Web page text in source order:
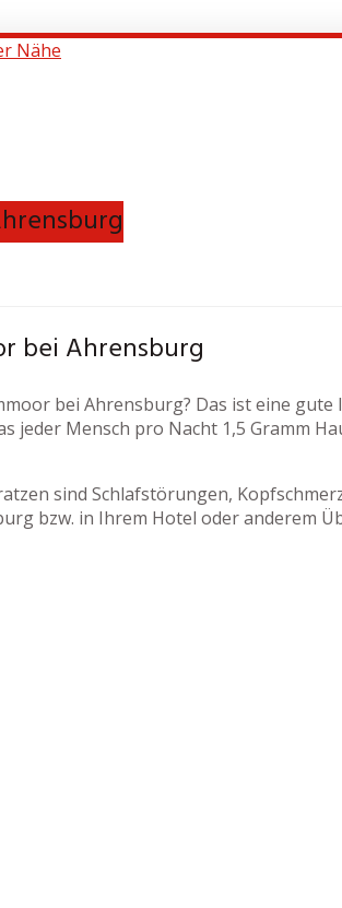
bei Ahrensburg
bei Ahrensburg? Das ist eine
jeder Mensch pro Nacht 1,5 Gramm
sind Schlafstörungen,
bzw. in Ihrem Hotel oder anderem